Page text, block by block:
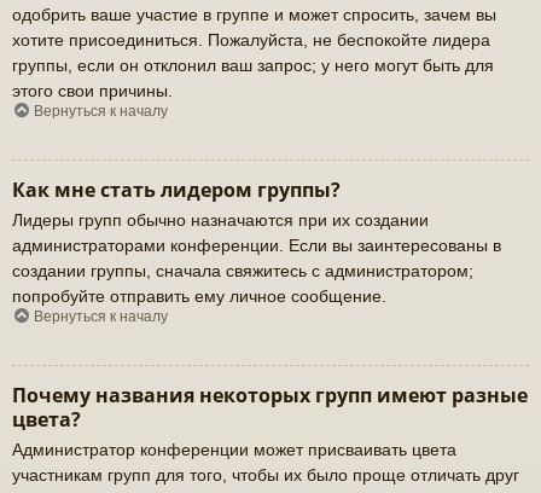
одобрить ваше участие в группе и может спросить, зачем вы
хотите присоединиться. Пожалуйста, не беспокойте лидера
группы, если он отклонил ваш запрос; у него могут быть для
этого свои причины.
Вернуться к началу
Как мне стать лидером группы?
Лидеры групп обычно назначаются при их создании
администраторами конференции. Если вы заинтересованы в
создании группы, сначала свяжитесь с администратором;
попробуйте отправить ему личное сообщение.
Вернуться к началу
Почему названия некоторых групп имеют разные
цвета?
Администратор конференции может присваивать цвета
участникам групп для того, чтобы их было проще отличать друг